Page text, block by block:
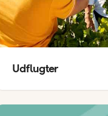
Udflugter